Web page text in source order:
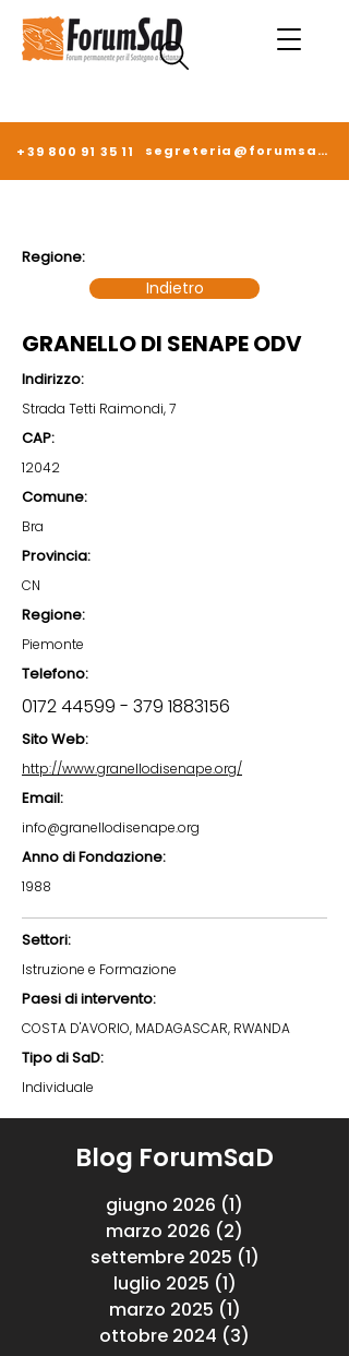
+39 800 91 35 11 segreteria@forumsad.it
Regione:
Indietro
GRANELLO DI SENAPE ODV
Indirizzo:
Strada Tetti Raimondi, 7
CAP:
12042
Comune:
Bra
Provincia:
CN
Regione:
Piemonte
Telefono:
0172 44599 - 379 1883156
Sito Web:
http://www.granellodisenape.org/
Email:
info@granellodisenape.org
Anno di Fondazione:
1988
Settori:
Istruzione e Formazione
Paesi di intervento:
COSTA D'AVORIO, MADAGASCAR, RWANDA
Tipo di SaD:
Individuale
Blog ForumSaD
giugno 2026 (1)
marzo 2026 (2)
settembre 2025 (1)
luglio 2025 (1)
marzo 2025 (1)
ottobre 2024 (3)